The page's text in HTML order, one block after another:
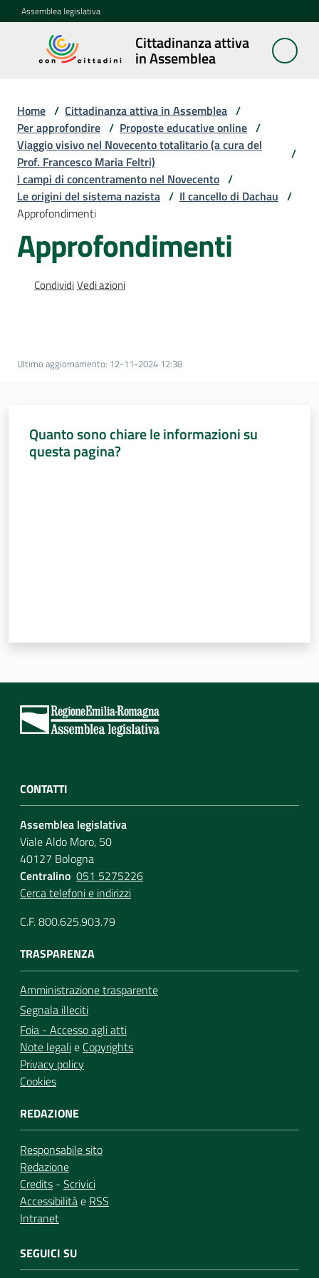
Vai al contenuto
Vai alla navigazione
Vai al footer
Assemblea legislativa
Cittadinanza attiva
in Assemblea
Cittadinanza
attiva in
Concittadini
Porte
aperte
in
Assemblea
itineranti
memoria
Seguici
Attività
Argomenti
Per i cittadini
Home / Cittadinanza attiva in Assemblea /
Per approfondire / Proposte educative online /
Viaggio visivo nel Novecento totalitario (a cura del
Prof. Francesco Maria Feltri)
/
I campi di concentramento nel Novecento /
Le origini del sistema nazista / Il cancello di Dachau /
Approfondimenti
Approfondimenti
CondividiVedi azioni
Ultimo aggiornamento: 12-11-2024 12:38
Quanto sono chiare le informazioni su
questa pagina?
CONTATTI
Assemblea legislativa
Viale Aldo Moro, 50
40127 Bologna
Centralino 051 5275226
Cerca telefoni e indirizzi
C.F. 800.625.903.79
TRASPARENZA
Amministrazione trasparente
Segnala illeciti
Foia - Accesso agli atti
Note legalie Copyrights
Privacy policy
Cookies
REDAZIONE
Responsabile sito
Redazione
Credits - Scrivici
Accessibilitàe RSS
Intranet
SEGUICI SU